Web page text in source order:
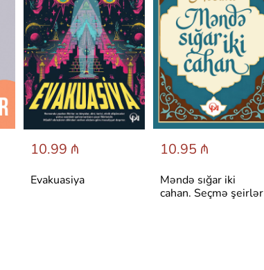
10.99 ₼
Evakuasiya
10.95 ₼
Məndə sığar iki
cahan. Seçmə şeirlər